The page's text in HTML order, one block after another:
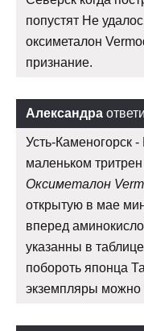
попустят Не
оксиметалон
признание.
Александра
Усть-Каменогорск
маленьком
Оксиметалон
открытую в мае
вперед
указанны в
побороть японца
экземпляры можно